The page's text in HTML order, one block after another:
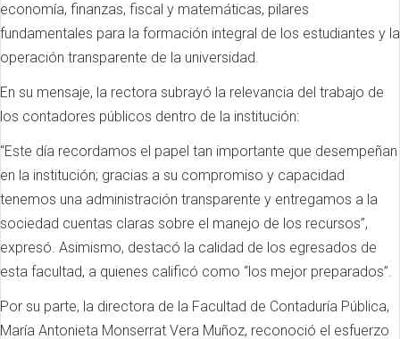
economía, finanzas, fiscal y matemáticas, pilares
fundamentales para la formación integral de los estudiantes y la
operación transparente de la universidad.
En su mensaje, la rectora subrayó la relevancia del trabajo de
los contadores públicos dentro de la institución:
“Este día recordamos el papel tan importante que desempeñan
en la institución; gracias a su compromiso y capacidad
tenemos una administración transparente y entregamos a la
sociedad cuentas claras sobre el manejo de los recursos”,
expresó. Asimismo, destacó la calidad de los egresados de
esta facultad, a quienes calificó como “los mejor preparados”.
Por su parte, la directora de la Facultad de Contaduría Pública,
María Antonieta Monserrat Vera Muñoz, reconoció el esfuerzo